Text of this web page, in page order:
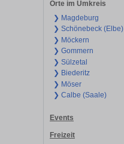
Orte im Umkreis
❯ Magdeburg
❯ Schönebeck (Elbe)
❯ Möckern
❯ Gommern
❯ Sülzetal
❯ Biederitz
❯ Möser
❯ Calbe (Saale)
Events
Freizeit